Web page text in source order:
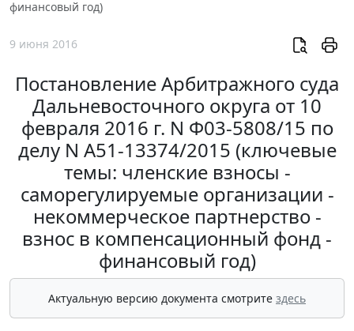
финансовый год)
9 июня 2016
Постановление Арбитражного суда
Дальневосточного округа от 10
февраля 2016 г. N Ф03-5808/15 по
делу N А51-13374/2015 (ключевые
темы: членские взносы -
саморегулируемые организации -
некоммерческое партнерство -
взнос в компенсационный фонд -
финансовый год)
Актуальную версию документа смотрите здесь